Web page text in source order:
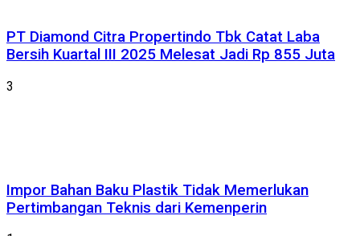
PT Diamond Citra Propertindo Tbk Catat Laba
Bersih Kuartal III 2025 Melesat Jadi Rp 855 Juta
3
Impor Bahan Baku Plastik Tidak Memerlukan
Pertimbangan Teknis dari Kemenperin